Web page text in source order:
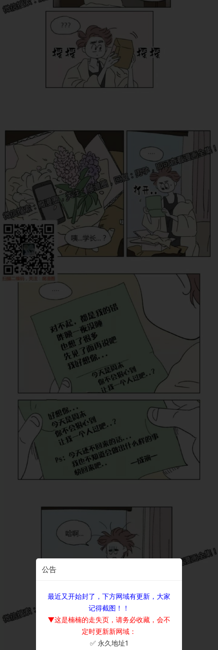
公告
最近又开始封了，下方网域有更新，大家
记得截图！！
▼这是楠楠的走失页，请务必收藏，会不
定时更新新网域：
✅ 永久地址1